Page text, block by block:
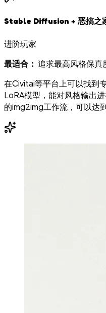
Stable Diffusion + 恶搞之
进阶玩家
最适合： 追求最高风格保真
在Civitai等平台上可以找到
LoRA模型，能对风格输出
的img2img工作流，可以达